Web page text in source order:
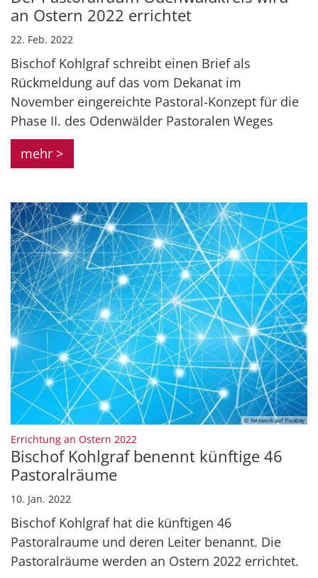
an Ostern 2022 errichtet
22. Feb. 2022
Bischof Kohlgraf schreibt einen Brief als
Rückmeldung auf das vom Dekanat im
November eingereichte Pastoral-Konzept für die
Phase II. des Odenwälder Pastoralen Weges
mehr >
© Network auf Pixabay
Errichtung an Ostern 2022
Bischof Kohlgraf benennt künftige 46
Pastoralräume
10. Jan. 2022
Bischof Kohlgraf hat die künftigen 46
Pastoralraume und deren Leiter benannt. Die
Pastoralräume werden an Ostern 2022 errichtet.